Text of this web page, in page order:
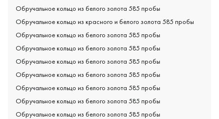
Обручальное кольцо из белого золота 585 пробы
Обручальное кольцо из красного и белого золота 585 пробы
Обручальное кольцо из белого золота 585 пробы
Обручальное кольцо из белого золота 585 пробы
Обручальное кольцо из белого золота 585 пробы
Обручальное кольцо из белого золота 585 пробы
Обручальное кольцо из белого золота 585 пробы
Обручальное кольцо из белого золота 585 пробы
Обручальное кольцо из белого золота 585 пробы